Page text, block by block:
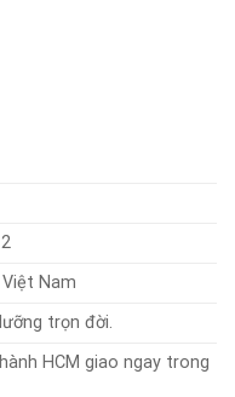
Nam
trọn đời.
HCM giao ngay trong